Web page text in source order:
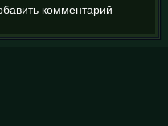
комментарий